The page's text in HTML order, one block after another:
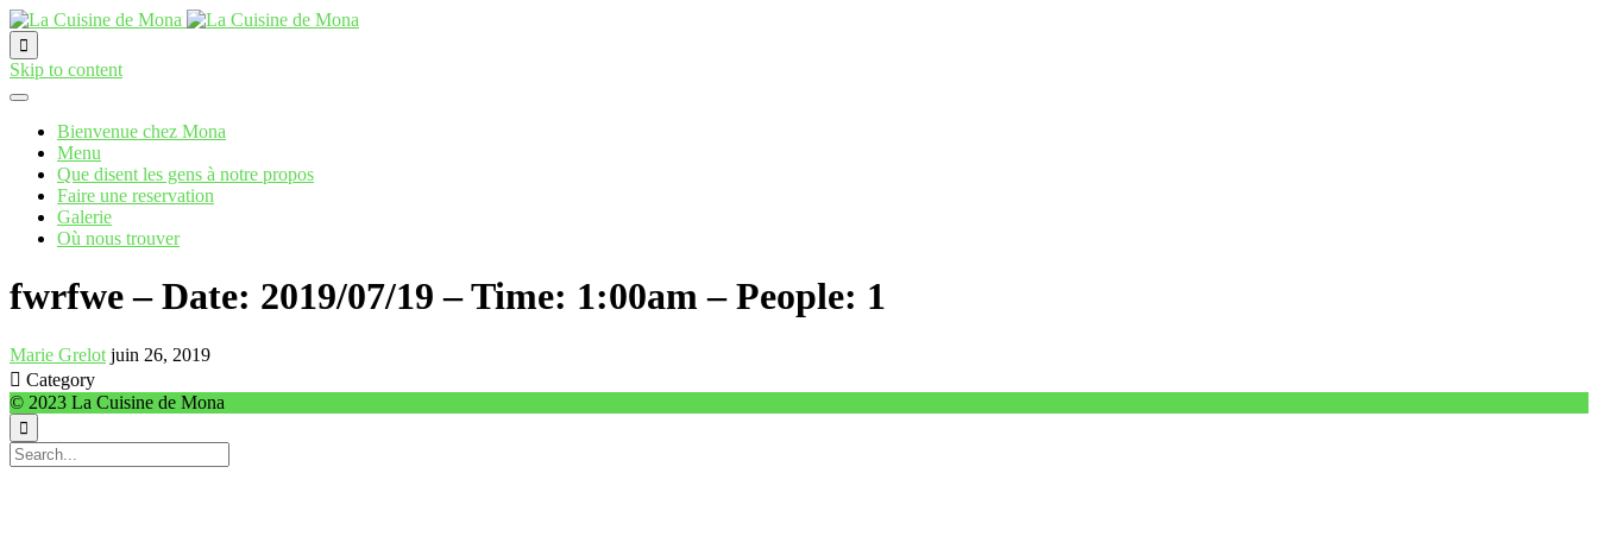

Skip to content
Bienvenue chez Mona
Menu
Que disent les gens à notre propos
Faire une reservation
Galerie
Où nous trouver
fwrfwe – Date: 2019/07/19 – Time: 1:00am – People: 1
Marie Grelot juin 26, 2019
 Category
© 2023 La Cuisine de Mona
